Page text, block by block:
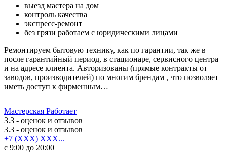
выезд мастера на дом
контроль качества
экспресс-ремонт
без грязи работаем с юридическими лицами
Ремонтируем бытовую технику, как по гарантии, так же в
после гарантийный период, в стационаре, сервисного центра
и на адресе клиента. Авторизованы (прямые контракты от
заводов, производителей) по многим брендам , что позволяет
иметь доступ к фирменным…
Мастерская Работает
3.3 - оценок и отзывов
3.3 - оценок и отзывов
+7 (XXX) XXX...
с 9:00 до 20:00